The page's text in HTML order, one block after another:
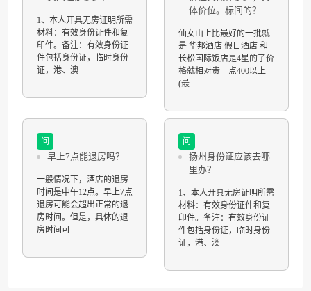
1、本人开具无房证明所需
材料：有效身份证件和复
印件。备注：有效身份证
件包括身份证，临时身份
证，港、澳
体价位。标间的？
仙女山上比最好的一批就
是 华邦酒店 假日酒店 和
长松国际饭店是4星的了价
格就相对贵一点400以上
(最
问
早上7点能退房吗？
一般情况下，酒店的退房
时间是中午12点。早上7点
退房可能会超出正常的退
房时间。但是，具体的退
房时间可
问
扬州身份证应该去哪
里办？
1、本人开具无房证明所需
材料：有效身份证件和复
印件。备注：有效身份证
件包括身份证，临时身份
证，港、澳